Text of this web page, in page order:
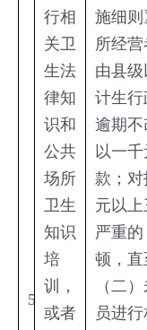
5
行相
关卫
生法
律知
识和
公共
场所
卫生
知识
培
训，
或者
施细
所经营
由县
计生行
逾期
以一
款；
元以
严重
顿，直
（二
员进